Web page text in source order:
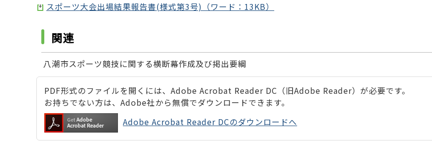
スポーツ大会出場結果報告書(様式第3号)（ワード：13KB）
関連
八潮市スポーツ競技に関する横断幕作成及び掲出要綱
PDF形式のファイルを開くには、Adobe Acrobat Reader DC（旧Adobe Reader）が必要です。
お持ちでない方は、Adobe社から無償でダウンロードできます。
Adobe Acrobat Reader DCのダウンロードへ